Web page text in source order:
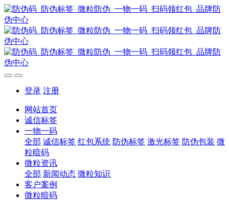
登录 注册
网站首页
诚信标签
一物一码
全部 诚信标签 红包系统 防伪标签 激光标签 防伪包装 微
粒暗码
微粒资讯
全部 新闻动态 微粒知识
客户案例
微粒暗码